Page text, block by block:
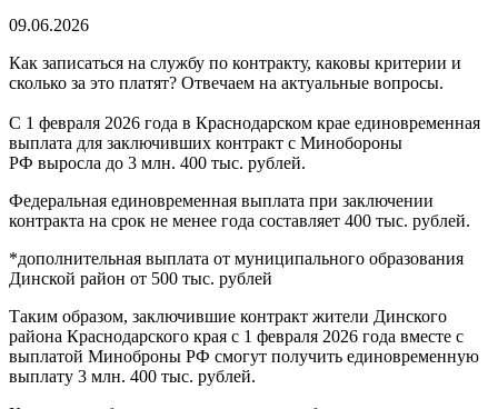
09.06.2026
Как записаться на службу по контракту, каковы критерии и
сколько за это платят? Отвечаем на актуальные вопросы.
С 1 февраля 2026 года в Краснодарском крае единовременная
выплата для заключивших контракт с Минобороны
РФ выросла до 3 млн. 400 тыс. рублей.
Федеральная единовременная выплата при заключении
контракта на срок не менее года составляет 400 тыс. рублей.
*дополнительная выплата от муниципального образования
Динской район от 500 тыс. рублей
Таким образом, заключившие контракт жители Динского
района Краснодарского края с 1 февраля 2026 года вместе с
выплатой Миноброны РФ смогут получить единовременную
выплату 3 млн. 400 тыс. рублей.